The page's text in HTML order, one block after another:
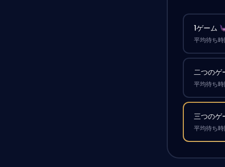
1ゲーム
平均待ち
二つのゲ
平均待ち
三つのゲ
平均待ち